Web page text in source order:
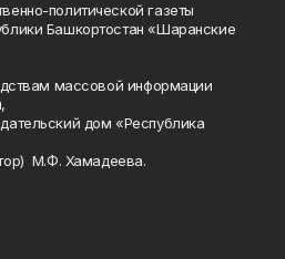
политической газеты
Башкортостан «Шаранские
массовой информации
дом «Республика
М.Ф. Хамадеева.